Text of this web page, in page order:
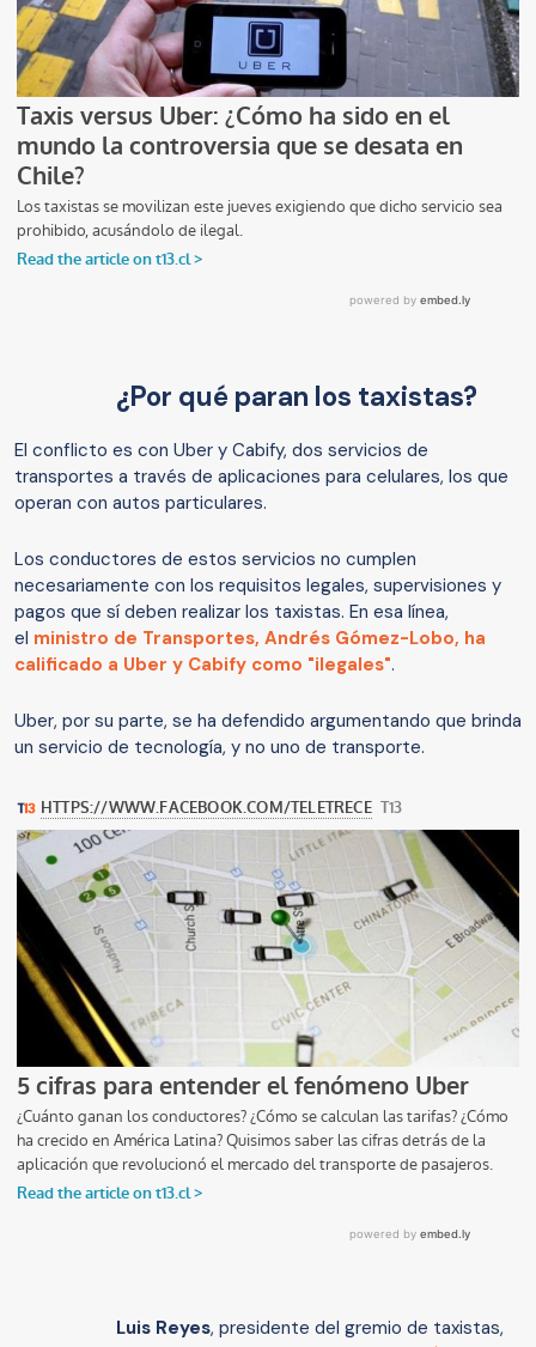
¿Por qué paran los taxistas?
El conflicto es con Uber y Cabify, dos servicios de
transportes a través de aplicaciones para celulares, los que
operan con autos particulares.
Los conductores de estos servicios no cumplen
necesariamente con los requisitos legales, supervisiones y
pagos que sí deben realizar los taxistas. En esa línea,
el ministro de Transportes, Andrés Gómez-Lobo, ha
calificado a Uber y Cabify como "ilegales".
Uber, por su parte, se ha defendido argumentando que brinda
un servicio de tecnología, y no uno de transporte.
Luis Reyes, presidente del gremio de taxistas,